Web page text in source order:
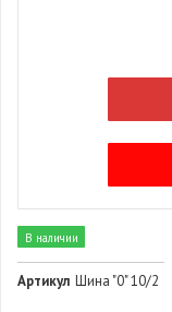
В наличии
Артикул Шина "0" 10/2